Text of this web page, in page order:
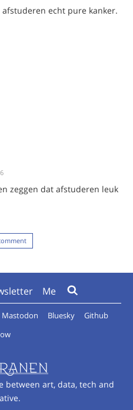
echt pure kanker.
zeggen dat afstuderen leuk
art, data, tech and
Me
Mastodon Bluesky
Github